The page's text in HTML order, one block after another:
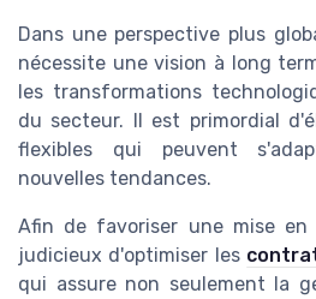
Dans une perspective plus
nécessite une vision à long
les transformations
du secteur. Il est primordial
flexibles qui peuvent
nouvelles tendances.
Afin de favoriser une mise
judicieux d'optimiser les
qui assure non seulement la